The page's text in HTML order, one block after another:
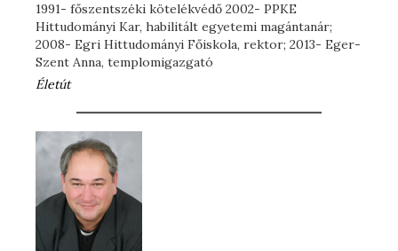
1991- főszentszéki kötelékvédő 2002- PPKE
Hittudományi Kar, habilitált egyetemi magántanár;
2008- Egri Hittudományi Főiskola, rektor; 2013- Eger-
Szent Anna, templomigazgató
Életút